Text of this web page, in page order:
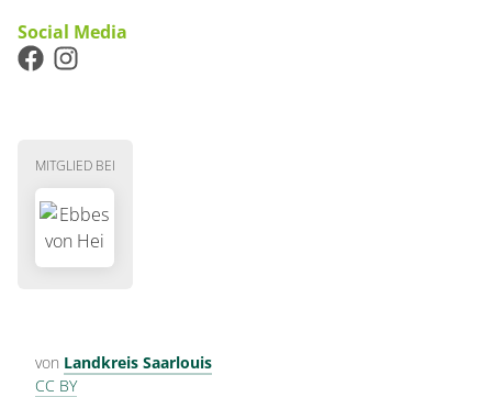
Social Media
MITGLIED BEI
von Landkreis Saarlouis
CC BY